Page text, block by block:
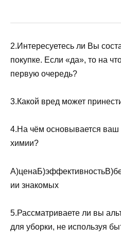
2.Интересуетесь ли Вы
покупке. Если «да», то на
первую очередь?
3.Какой вред может
4.На чём основывается ваш
химии?
ии знакомых
5.Рассматриваете ли вы
для уборки, не используя